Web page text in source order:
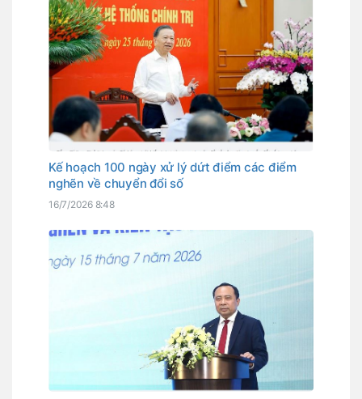
Kế hoạch 100 ngày xử lý dứt điểm các điểm
nghẽn về chuyển đổi số
16/7/2026 8:48